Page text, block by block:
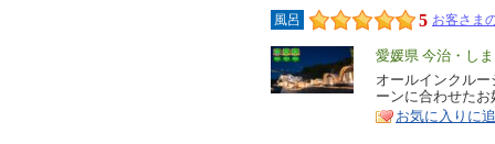
風呂 5 お客さま
エ
リ
ア
愛媛県 今治・し
特
徴
オールインクル
ーンに合わせた
お気に入りに